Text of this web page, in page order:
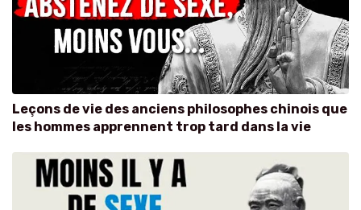
Leçons de vie des anciens philosophes chinois que
les hommes apprennent trop tard dans la vie